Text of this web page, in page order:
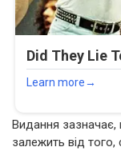
Видання зазначає,
залежить від того,